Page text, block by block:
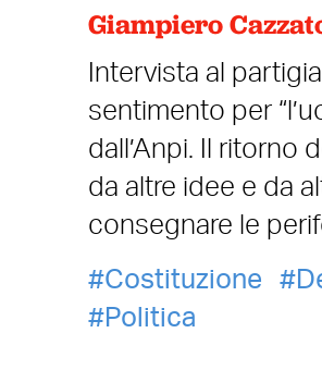
Giampiero
Intervista al
sentimento per
dall’Anpi. Il ritorno
da altre idee e da
consegnare le
Costituzione
Politica